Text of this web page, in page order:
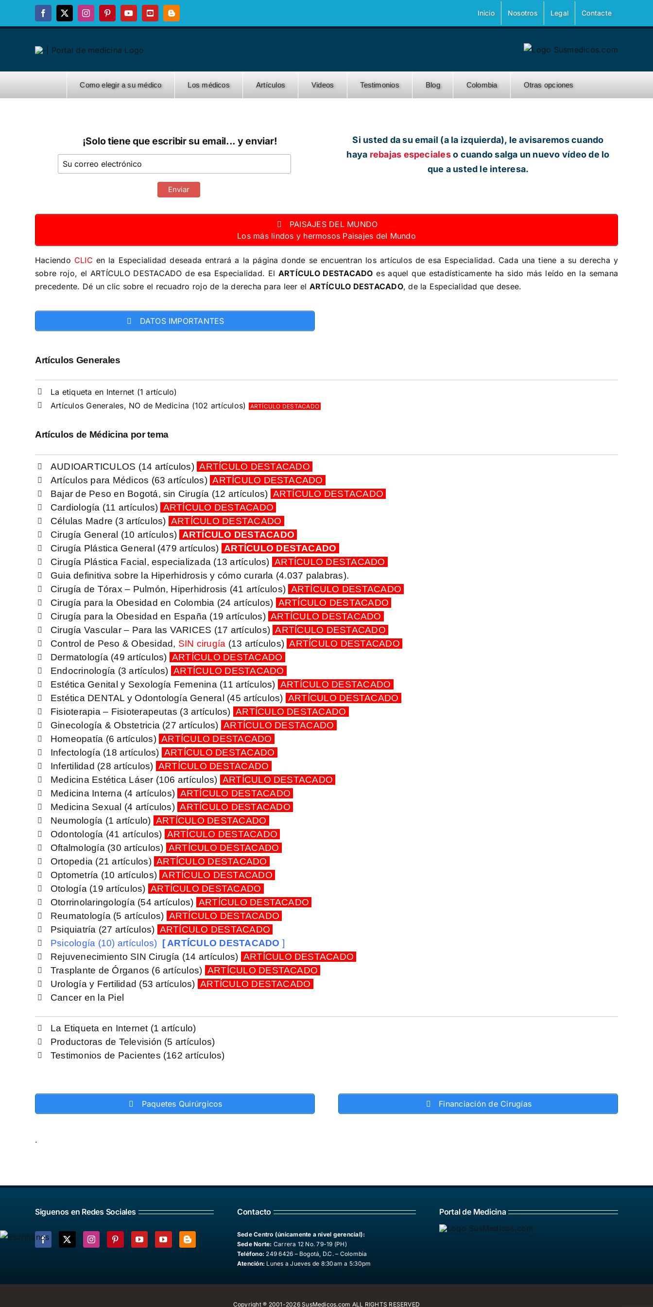
Facebook
X InstagramPinterestYouTubeYouTubeBlogger Inicio Nosotros Legal Contacte
Como elegir a su médico Los médicos Artículos Videos Testimonios Blog Colombia Otras opciones
¡Solo tiene que escribir su email... y enviar!
Si usted da su email (a la izquierda), le avisaremos cuando
haya rebajas especialeso cuando salga un nuevo vídeo de lo
que a usted le interesa.
PAISAJES DEL MUNDO
Los más lindos y hermosos Paisajes del Mundo
Haciendo CLIC en la Especialidad deseada entrará a la página donde se encuentran los artículos de esa Especialidad. Cada una tiene a su derecha y
sobre rojo, el ARTÍCULO DESTACADO de esa Especialidad. El ARTÍCULO DESTACADO es aquel que estadísticamente ha sido más leído en la semana
precedente. Dé un clic sobre el recuadro rojo de la derecha para leer el ARTÍCULO DESTACADO, de la Especialidad que desee.
DATOS IMPORTANTES
Artículos Generales
La etiqueta en Internet (1 artículo)
Artículos Generales, NO de Medicina (102 artículos) ARTÍCULO DESTACADO
Artículos de Médicina por tema
AUDIOARTICULOS (14 artículos) ARTÍCULO DESTACADO
Artículos para Médicos (63 artículos) ARTÍCULO DESTACADO
Bajar de Peso en Bogotá, sin Cirugía (12 artículos) ARTÍCULO DESTACADO
Cardiología (11 artículos) ARTÍCULO DESTACADO
Células Madre (3 artículos) ARTÍCULO DESTACADO
Cirugía General (10 artículos) ARTÍCULO DESTACADO
Cirugía Plástica General (479 artículos) ARTÍCULO DESTACADO
Cirugía Plástica Facial, especializada (13 artículos) ARTÍCULO DESTACADO
Guia definitiva sobre la Hiperhidrosis y cómo curarla (4.037 palabras).
Cirugía de Tórax – Pulmón, Hiperhidrosis (41 artículos) ARTÍCULO DESTACADO
Cirugía para la Obesidad en Colombia (24 artículos) ARTÍCULO DESTACADO
Cirugía para la Obesidad en España (19 artículos) ARTÍCULO DESTACADO
Cirugía Vascular – Para las VARICES (17 artículos) ARTÍCULO DESTACADO
Control de Peso & Obesidad, SIN cirugía (13 artículos) ARTÍCULO DESTACADO
Dermatología (49 artículos) ARTÍCULO DESTACADO
Endocrinología (3 artículos) ARTÍCULO DESTACADO
Estética Genital y Sexología Femenina (11 artículos) ARTÍCULO DESTACADO
Estética DENTAL y Odontología General (45 artículos) ARTÍCULO DESTACADO
Fisioterapia – Fisioterapeutas (3 artículos) ARTÍCULO DESTACADO
Ginecología & Obstetricia (27 artículos) ARTÍCULO DESTACADO
Homeopatía (6 artículos) ARTÍCULO DESTACADO
Infectología (18 artículos) ARTÍCULO DESTACADO
Infertilidad (28 artículos) ARTÍCULO DESTACADO
Medicina Estética Láser (106 artículos) ARTÍCULO DESTACADO
Medicina Interna (4 artículos) ARTÍCULO DESTACADO
Medicina Sexual (4 artículos) ARTÍCULO DESTACADO
Neumología (1 artículo) ARTÍCULO DESTACADO
Odontología (41 artículos) ARTÍCULO DESTACADO
Oftalmología (30 artículos) ARTÍCULO DESTACADO
Ortopedia (21 artículos) ARTÍCULO DESTACADO
Optometría (10 artículos) ARTÍCULO DESTACADO
Otología (19 artículos) ARTÍCULO DESTACADO
Otorrinolaringología (54 artículos) ARTÍCULO DESTACADO
Reumatología (5 artículos) ARTÍCULO DESTACADO
Psiquiatría (27 artículos) ARTÍCULO DESTACADO
Psicología (10) artículos) [ ARTÍCULO DESTACADO ]
Rejuvenecimiento SIN Cirugía (14 artículos) ARTÍCULO DESTACADO
Trasplante de Órganos (6 artículos) ARTÍCULO DESTACADO
Urología y Fertilidad (53 artículos) ARTÍCULO DESTACADO
Cancer en la Piel
La Etiqueta en Internet (1 artículo)
Productoras de Televisión (5 artículos)
Testimonios de Pacientes (162 artículos)
Paquetes Quirúrgicos Financiación de Cirugías
.
Siguenos en Redes Sociales
Facebook
X InstagramPinterestYouTubeYouTubeBlogger
Contacto
Sede Centro (únicamente a nivel gerencial):
Sede Norte: Carrera 12 No. 79-19 (PH)
Teléfono: 249 6426 – Bogotá, D.C. – Colombia
Atención: Lunes a Jueves de 8:30am a 5:30pm
Portal de Medicina
Copyright ® 2001-2026 SusMedicos.com ALL RIGHTS RESERVED